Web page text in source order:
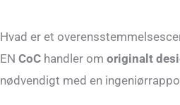
Hvad er et
ENCoC handler omoriginalt
nødvendigt med en